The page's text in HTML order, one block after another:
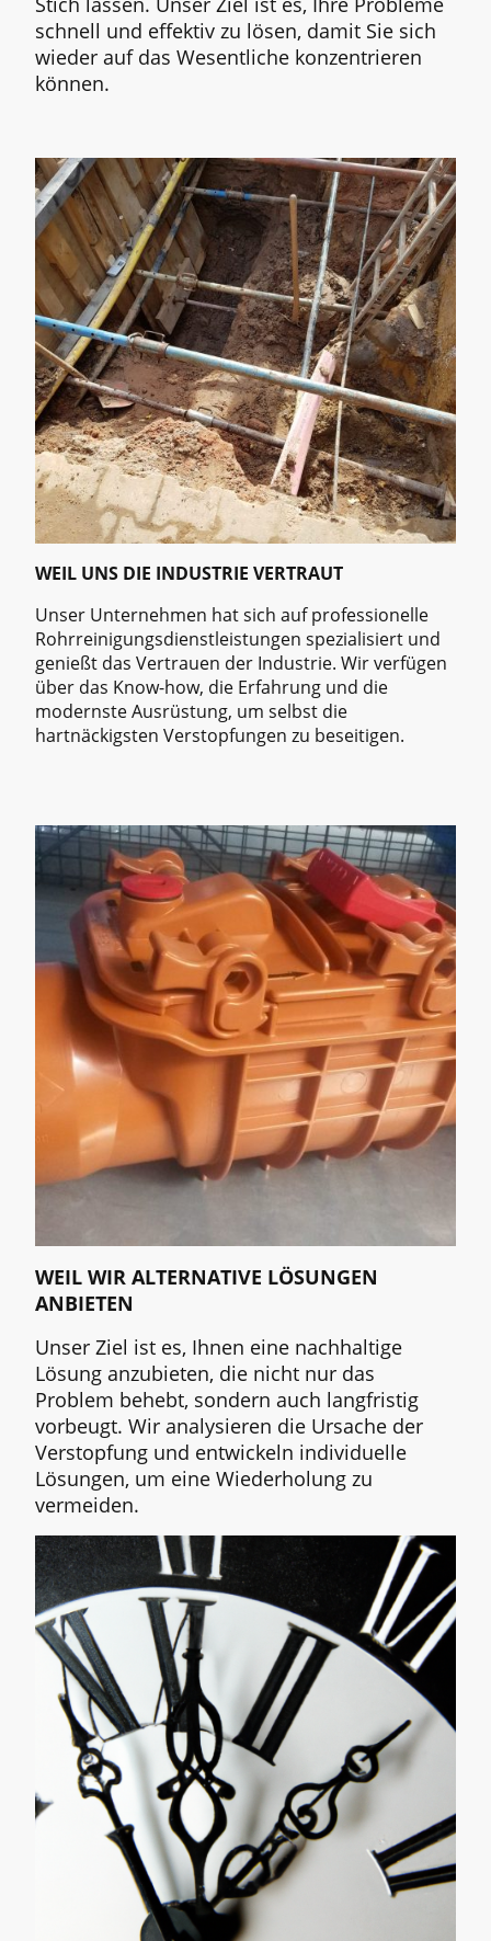
schnell und effektiv zu lösen, damit Sie sich
wieder auf das Wesentliche konzentrieren
können.
WEIL UNS DIE INDUSTRIE VERTRAUT
Unser Unternehmen hat sich auf professionelle
Rohrreinigungsdienstleistungen spezialisiert und
genießt das Vertrauen der Industrie. Wir verfügen
über das Know-how, die Erfahrung und die
modernste Ausrüstung, um selbst die
hartnäckigsten Verstopfungen zu beseitigen.
WEIL WIR ALTERNATIVE LÖSUNGEN
ANBIETEN
Unser Ziel ist es, Ihnen eine nachhaltige
Lösung anzubieten, die nicht nur das
Problem behebt, sondern auch langfristig
vorbeugt. Wir analysieren die Ursache der
Verstopfung und entwickeln individuelle
Lösungen, um eine Wiederholung zu
vermeiden.